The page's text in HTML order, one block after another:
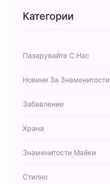
Категории
Пазарувайте С Нас
Новини За Знаменитости
Забавление
Храна
Знаменитости Майки
Стилно